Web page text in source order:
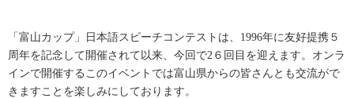
「富山カップ」日本語スピーチコンテストは、1996年に友好提携５
周年を記念して開催されて以来、今回で2６回目を迎えます。オンラ
インで開催するこのイベントでは富山県からの皆さんとも交流がで
きますことを楽しみにしております。